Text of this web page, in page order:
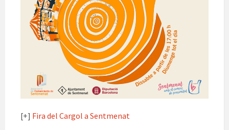
[+] Fira del Cargol a Sentmenat